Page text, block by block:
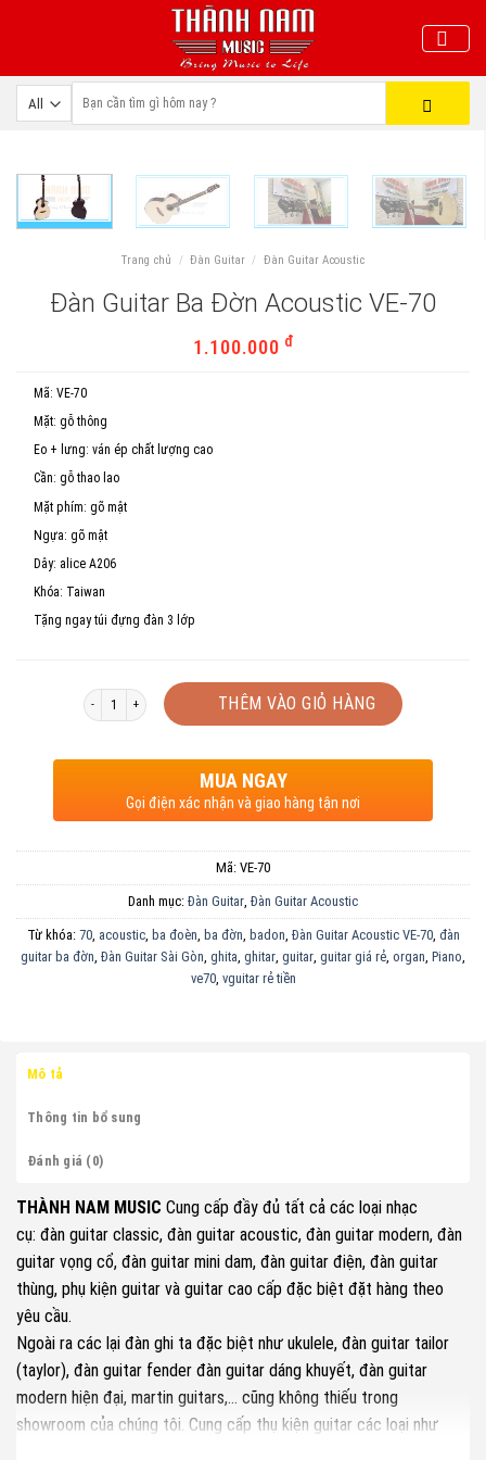
Trang chủ / Đàn Guitar / Đàn Guitar Acoustic
Đàn Guitar Ba Đờn Acoustic VE-70
1.100.000 đ
Mã: VE-70
Mặt: gỗ thông
Eo + lưng: ván ép chất lượng cao
Cần: gỗ thao lao
Mặt phím: gõ mật
Ngựa: gõ mật
Dây: alice A206
Khóa: Taiwan
Tặng ngay túi đựng đàn 3 lớp
Số lượng THÊM VÀO GIỎ HÀNG
MUA NGAY
Gọi điện xác nhận và giao hàng tận nơi
Mã: VE-70
Danh mục: Đàn Guitar Đàn Guitar Acoustic
Từ khóa: 70, acoustic, ba đoèn ba đờn badon Đàn Guitar Acoustic VE-70, đàn
guitar ba đờn Đàn Guitar Sài Gòn ghita ghitar guitar guitar giá rẻ organ Piano
ve70, vguitar rẻ tiền
Mô tả
Thông tin bổ sung
Đánh giá (0)
THÀNH NAM MUSIC Cung cấp đầy đủ tất cả các loại nhạc
cụ: đàn guitar classic, đàn guitar acoustic, đàn guitar modern, đàn
guitar vọng cổ, đàn guitar mini dam, đàn guitar điện, đàn guitar
thùng, phụ kiện guitar và guitar cao cấp đặc biệt đặt hàng theo
yêu cầu.
Ngoài ra các lại đàn ghi ta đặc biệt như ukulele, đàn guitar tailor
(taylor), đàn guitar fender đàn guitar dáng khuyết, đàn guitar
modern hiện đại, martin guitars,… cũng không thiếu trong
showroom của chúng tôi. Cung cấp thụ kiện guitar các loại như